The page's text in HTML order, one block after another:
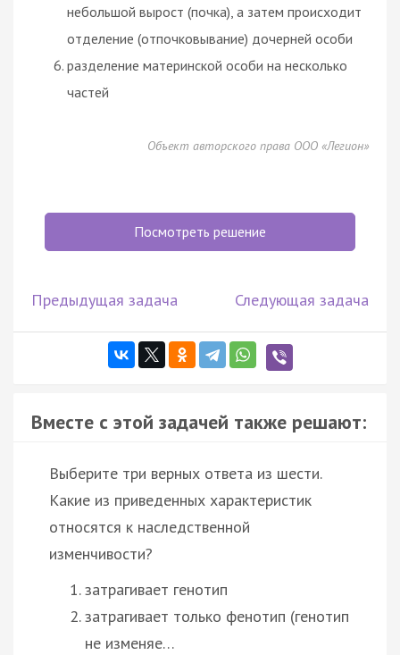
небольшой вырост (почка), а затем происходит
отделение (отпочковывание) дочерней особи
разделение материнской особи на несколько
частей
Объект авторского права ООО «Легион»
Посмотреть решение
Предыдущая задача Следующая задача
Вместе с этой задачей также решают:
Выберите три верных ответа из шести.
Какие из приведенных характеристик
относятся к наследственной
изменчивости?
затрагивает генотип
затрагивает только фенотип (генотип
не изменяе…